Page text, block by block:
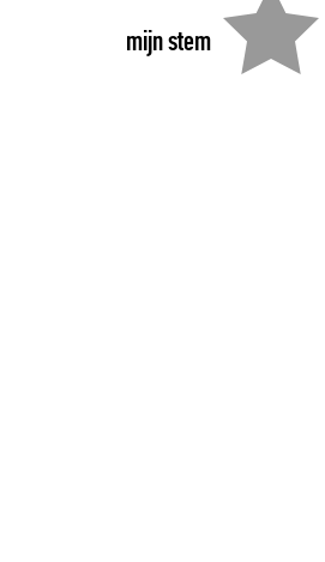
mijn stem